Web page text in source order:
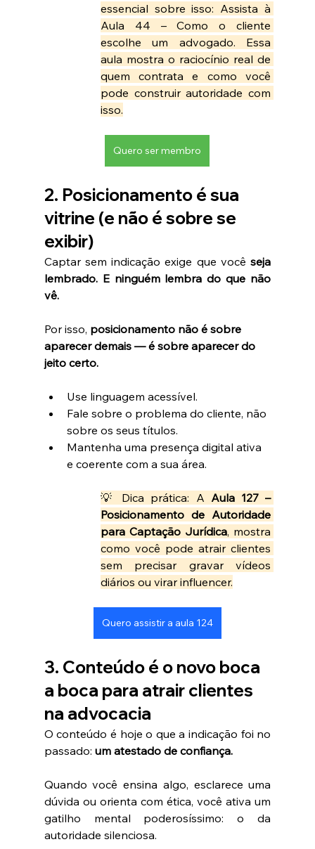
essencial sobre isso: Assista à
Aula 44 – Como o cliente
escolhe um advogado. Essa
aula mostra o raciocínio real de
quem contrata e como você
pode construir autoridade com
isso.
Quero ser membro
2. Posicionamento é sua
vitrine (e não é sobre se
exibir)
Captar sem indicação exige que você seja
lembrado. E ninguém lembra do que não
vê.
Por isso, posicionamento não é sobre
aparecer demais — é sobre aparecer do
jeito certo.
Use linguagem acessível.
Fale sobre o problema do cliente, não
sobre os seus títulos.
Mantenha uma presença digital ativa
e coerente com a sua área.
💡 Dica prática: A Aula 127 –
Posicionamento de Autoridade
para Captação Jurídica, mostra
como você pode atrair clientes
sem precisar gravar vídeos
diários ou virar influencer.
Quero assistir a aula 124
3. Conteúdo é o novo boca
a boca para atrair clientes
na advocacia
O conteúdo é hoje o que a indicação foi no
passado: um atestado de confiança.
Quando você ensina algo, esclarece uma
dúvida ou orienta com ética, você ativa um
gatilho mental poderosíssimo: o da
autoridade silenciosa.